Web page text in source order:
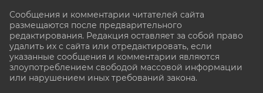
Сообщения и комментарии читателей сайта
размещаются после предварительного
редактирования. Редакция оставляет за собой право
удалить их с сайта или отредактировать, если
указанные сообщения и комментарии являются
злоупотреблением свободой массовой информации
или нарушением иных требований закона.